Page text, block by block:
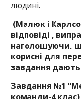
людині.
(Малюк і
відповіді ,
наголошуючи,
корисні для
завдання
Завдання №1
команди-4 клас)